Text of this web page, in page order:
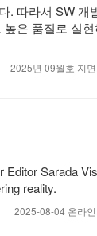
. 따라서 SW 개
은 품질로 실
2025년 09월호 지
Editor Sarada
reality.
2025-08-04 온라